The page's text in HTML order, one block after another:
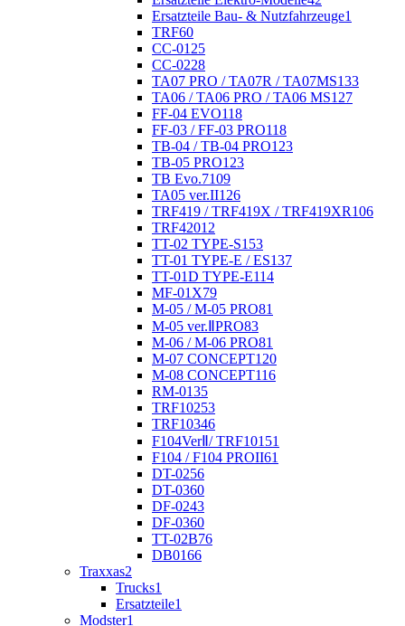
Ersatzteile Bau- & Nutzfahrzeuge1
TRF60
CC-01 25
CC-0228
TA07 PRO / TA07R / TA07MS133
TA06 / TA06 PRO / TA06 MS127
FF-04 EVO118
FF-03 / FF-03 PRO118
TB-04 / TB-04 PRO123
TB-05 PRO123
TB Evo.7109
TA05 ver.II126
TRF419 / TRF419X / TRF419XR106
TRF42012
TT-02 TYPE-S153
TT-01 TYPE-E / ES137
TT-01D TYPE-E114
MF-01X79
M-05 / M-05 PRO81
M-05 ver.ⅡPRO83
M-06 / M-06 PRO81
M-07 CONCEPT120
M-08 CONCEPT116
RM-0135
TRF10253
TRF10346
F104VerⅡ/ TRF101 51
F104 / F104 PROII61
DT-0256
DT-0360
DF-0243
DF-0360
TT-02B76
DB0166
Traxxas2
Trucks1
Ersatzteile1
Modster1